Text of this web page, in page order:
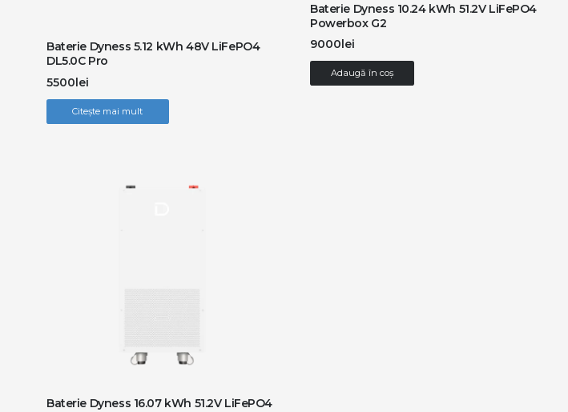
Baterie Dyness 5.12 kWh 48V LiFePO4
DL5.0C Pro
5500lei
Citește mai mult
Baterie Dyness 10.24 kWh 51.2V LiFePO4
Powerbox G2
9000 lei
Adaugă în coș
Baterie Dyness 16.07 kWh 51.2V LiFePO4